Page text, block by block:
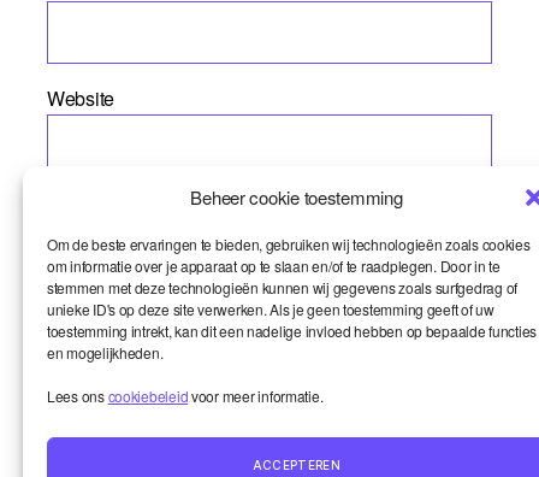
Beheer cookie toestemming
Om de beste ervaringen te bieden, gebruiken wij technologieën zoals cookies
om informatie over je apparaat op te slaan en/of te raadplegen. Door in te
stemmen met deze technologieën kunnen wij gegevens zoals surfgedrag of
unieke ID's op deze site verwerken. Als je geen toestemming geeft of uw
toestemming intrekt, kan dit een nadelige invloed hebben op bepaalde functies
en mogelijkheden.
Lees onscookiebeleidvoor meer informatie.
ACCEPTEREN
Website
Up↑
Smart en ik